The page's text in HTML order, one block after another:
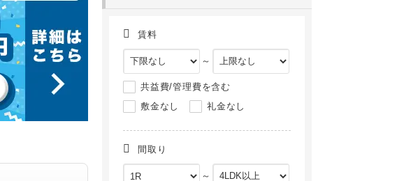
賃料
～
共益費/管理費を含む
敷金なし
礼金なし
間取り
～